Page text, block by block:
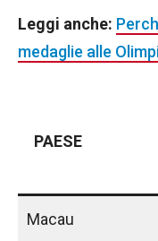
Leggi anche:
medaglie alle
PAESE
Macau